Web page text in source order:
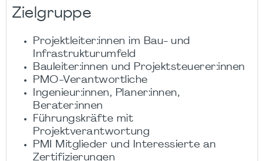
Zielgruppe
Projektleiter:innen im Bau- und
Infrastrukturumfeld
Bauleiter:innen und Projektsteuerer:innen
PMO-Verantwortliche
Ingenieur:innen, Planer:innen,
Berater:innen
Führungskräfte mit
Projektverantwortung
PMI Mitglieder und Interessierte an
Zertifizierungen